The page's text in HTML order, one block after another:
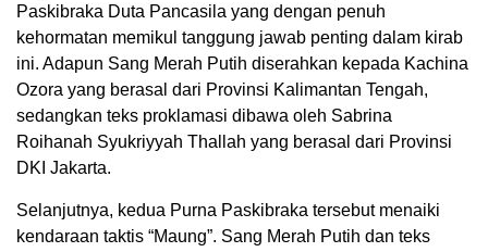
Paskibraka Duta Pancasila yang dengan penuh
kehormatan memikul tanggung jawab penting dalam kirab
ini. Adapun Sang Merah Putih diserahkan kepada Kachina
Ozora yang berasal dari Provinsi Kalimantan Tengah,
sedangkan teks proklamasi dibawa oleh Sabrina
Roihanah Syukriyyah Thallah yang berasal dari Provinsi
DKI Jakarta.
Selanjutnya, kedua Purna Paskibraka tersebut menaiki
kendaraan taktis “Maung”. Sang Merah Putih dan teks